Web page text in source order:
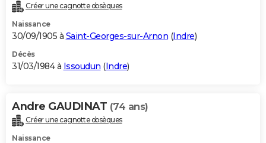
Créer une cagnotte obsèques
Naissance
30/09/1905 à Saint-Georges-sur-Arnon (Indre)
Décès
31/03/1984 à Issoudun (Indre)
Andre GAUDINAT (74 ans)
Créer une cagnotte obsèques
Naissance